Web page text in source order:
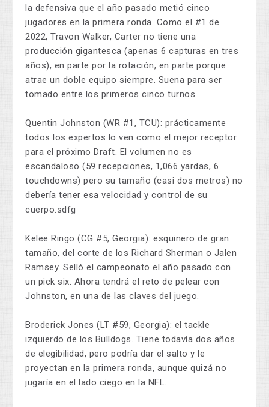
la defensiva que el año pasado metió cinco
jugadores en la primera ronda. Como el #1 de
2022, Travon Walker, Carter no tiene una
producción gigantesca (apenas 6 capturas en tres
años), en parte por la rotación, en parte porque
atrae un doble equipo siempre. Suena para ser
tomado entre los primeros cinco turnos.
Quentin Johnston (WR #1, TCU): prácticamente
todos los expertos lo ven como el mejor receptor
para el próximo Draft. El volumen no es
escandaloso (59 recepciones, 1,066 yardas, 6
touchdowns) pero su tamaño (casi dos metros) no
debería tener esa velocidad y control de su
cuerpo.sdfg
Kelee Ringo (CG #5, Georgia): esquinero de gran
tamaño, del corte de los Richard Sherman o Jalen
Ramsey. Selló el campeonato el año pasado con
un pick six. Ahora tendrá el reto de pelear con
Johnston, en una de las claves del juego.
Broderick Jones (LT #59, Georgia): el tackle
izquierdo de los Bulldogs. Tiene todavía dos años
de elegibilidad, pero podría dar el salto y le
proyectan en la primera ronda, aunque quizá no
jugaría en el lado ciego en la NFL.